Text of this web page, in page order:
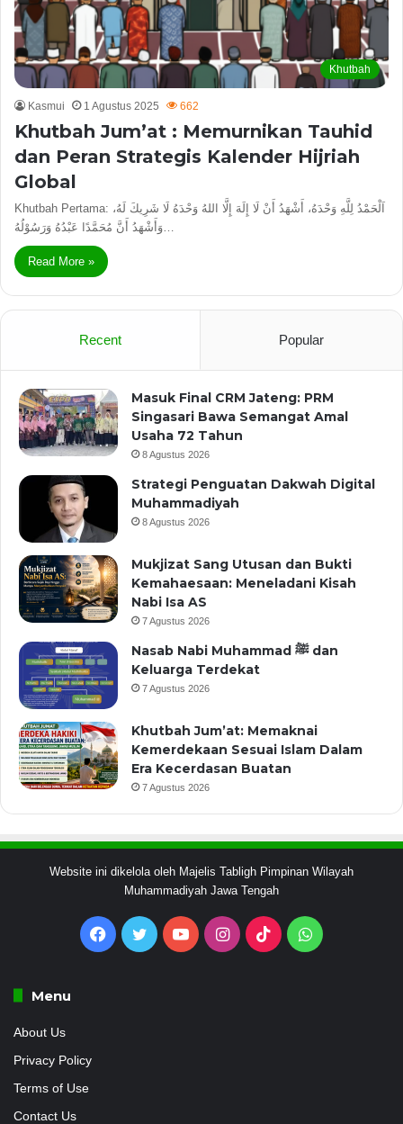
Khutbah
Kasmui 1 Agustus 2025 662
Khutbah Jum’at : Memurnikan Tauhid
dan Peran Strategis Kalender Hijriah
Global
Khutbah Pertama: اَلْحَمْدُ لِلَّهِ وَحْدَهُ، أَشْهَدُ أَنْ لَا إِلَهَ إِلَّا اللهُ وَحْدَهُ لَا شَرِيكَ لَهُ،
Read More »
Recent Popular
Masuk Final CRM Jateng: PRM
Singasari Bawa Semangat Amal
Usaha 72 Tahun
8 Agustus 2026
Strategi Penguatan Dakwah Digital
Muhammadiyah
8 Agustus 2026
Mukjizat Sang Utusan dan Bukti
Kemahaesaan: Meneladani Kisah
Nabi Isa AS
7 Agustus 2026
Nasab Nabi Muhammad ﷺ dan
Keluarga Terdekat
7 Agustus 2026
Khutbah Jum’at: Memaknai
Kemerdekaan Sesuai Islam Dalam
Era Kecerdasan Buatan
7 Agustus 2026
Website ini dikelola oleh Majelis Tabligh Pimpinan Wilayah
Muhammadiyah Jawa Tengah
Facebook
Twitter YouTubeInstagram
TikTokWhatsApp
Menu
About Us
Privacy Policy
Terms of Use
Contact Us